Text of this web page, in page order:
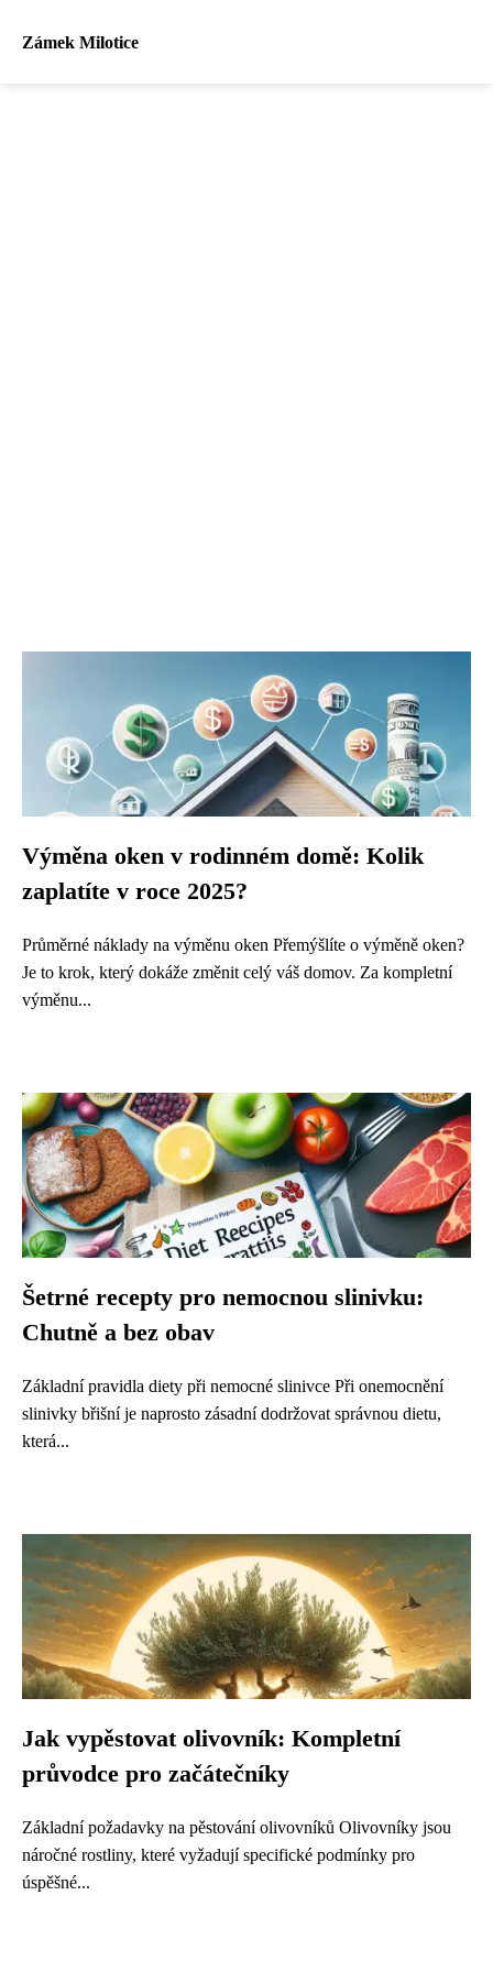
Zámek Milotice
Výměna oken v rodinném domě: Kolik
zaplatíte v roce 2025?
Průměrné náklady na výměnu oken Přemýšlíte o výměně oken?
Je to krok, který dokáže změnit celý váš domov. Za kompletní
výměnu...
Šetrné recepty pro nemocnou slinivku:
Chutně a bez obav
Základní pravidla diety při nemocné slinivce Při onemocnění
slinivky břišní je naprosto zásadní dodržovat správnou dietu,
která...
Jak vypěstovat olivovník: Kompletní
průvodce pro začátečníky
Základní požadavky na pěstování olivovníků Olivovníky jsou
náročné rostliny, které vyžadují specifické podmínky pro
úspěšné...